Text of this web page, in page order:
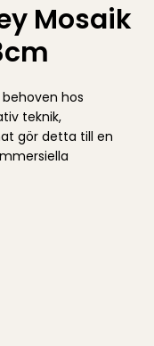
Mosaik
hos
teknik,
gör detta till en